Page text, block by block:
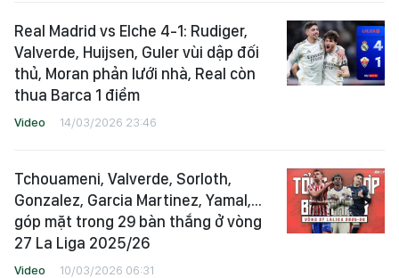
Real Madrid vs Elche 4-1: Rudiger,
Valverde, Huijsen, Guler vùi dập đối
thủ, Moran phản lưới nhà, Real còn
thua Barca 1 điểm
Video 14/03/2026 23:46
Tchouameni, Valverde, Sorloth,
Gonzalez, Garcia Martinez, Yamal,...
góp mặt trong 29 bàn thắng ở vòng
27 La Liga 2025/26
Video 10/03/2026 06:31